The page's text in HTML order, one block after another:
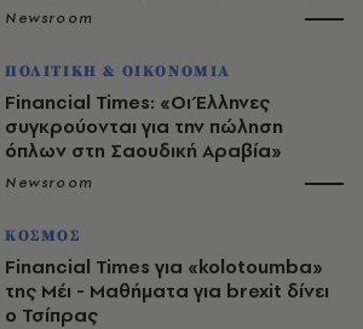
Newsroom
ΠΟΛΙΤΙΚΗ & ΟΙΚΟΝΟΜΙΑ
Financial Times: «Οι Έλληνες
συγκρούονται για την πώληση
όπλων στη Σαουδική Αραβία»
Newsroom
ΚΟΣΜΟΣ
Financial Times για «kolotoumba»
της Μέι - Μαθήματα για brexit δίνει
ο Τσίπρας